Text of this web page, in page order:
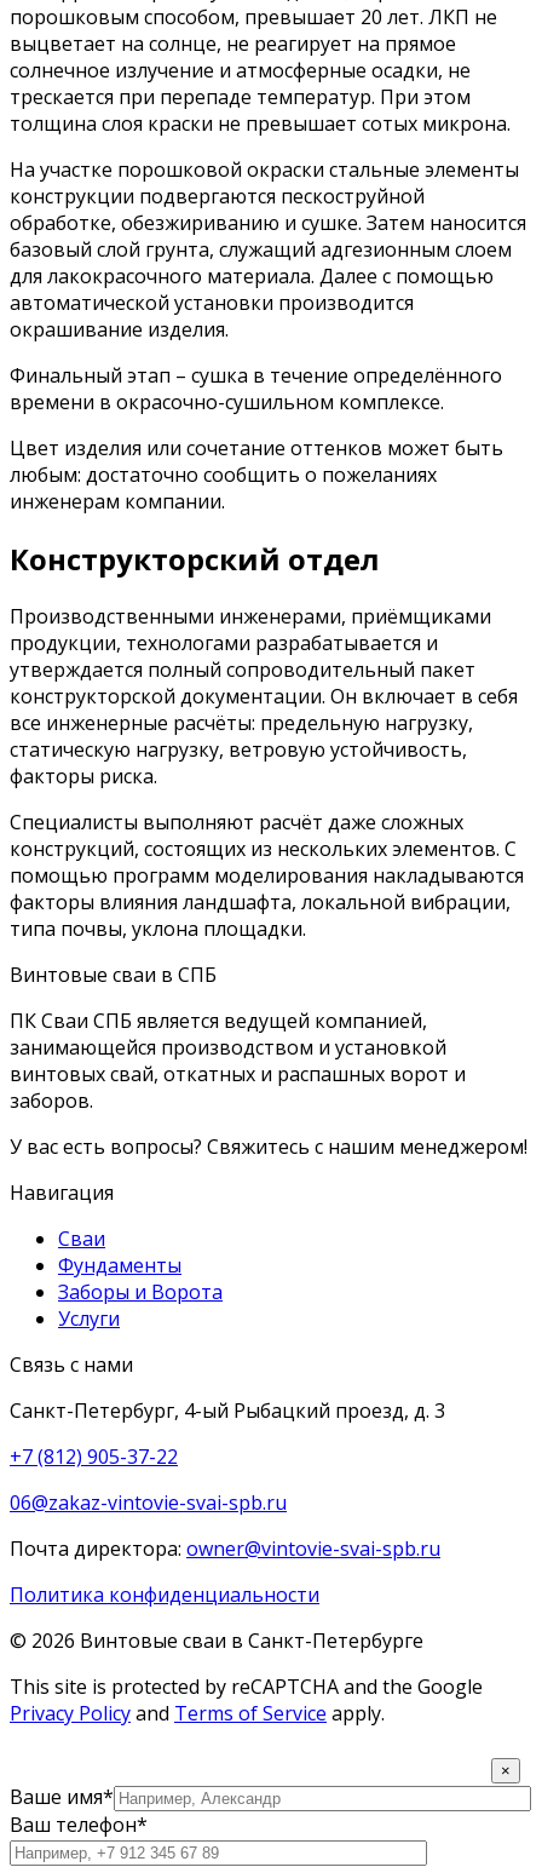
порошковым способом, превышает 20 лет. ЛКП не
выцветает на солнце, не реагирует на прямое
солнечное излучение и атмосферные осадки, не
трескается при перепаде температур. При этом
толщина слоя краски не превышает сотых микрона.
На участке порошковой окраски стальные элементы
конструкции подвергаются пескоструйной
обработке, обезжириванию и сушке. Затем наносится
базовый слой грунта, служащий адгезионным слоем
для лакокрасочного материала. Далее с помощью
автоматической установки производится
окрашивание изделия.
Финальный этап – сушка в течение определённого
времени в окрасочно-сушильном комплексе.
Цвет изделия или сочетание оттенков может быть
любым: достаточно сообщить о пожеланиях
инженерам компании.
Конструкторский отдел
Производственными инженерами, приёмщиками
продукции, технологами разрабатывается и
утверждается полный сопроводительный пакет
конструкторской документации. Он включает в себя
все инженерные расчёты: предельную нагрузку,
статическую нагрузку, ветровую устойчивость,
факторы риска.
Специалисты выполняют расчёт даже сложных
конструкций, состоящих из нескольких элементов. С
помощью программ моделирования накладываются
факторы влияния ландшафта, локальной вибрации,
типа почвы, уклона площадки.
Винтовые сваи в СПБ
ПК Сваи СПБ является ведущей компанией,
занимающейся производством и установкой
винтовых свай, откатных и распашных ворот и
заборов.
У вас есть вопросы? Свяжитесь с нашим менеджером!
Навигация
Сваи
Фундаменты
Заборы и Ворота
Услуги
Связь с нами
Санкт-Петербург, 4-ый Рыбацкий проезд, д. 3
+7 (812) 905-37-22
06@zakaz-vintovie-svai-spb.ru
Почта директора: owner@vintovie-svai-spb.ru
Политика конфиденциальности
© 2026 Винтовые сваи в Санкт-Петербурге
This site is protected by reCAPTCHA and the Google
Privacy Policyand Terms of Service apply.
×
Ваше имя*
Ваш телефон*